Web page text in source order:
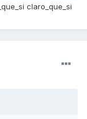
claro_que_si